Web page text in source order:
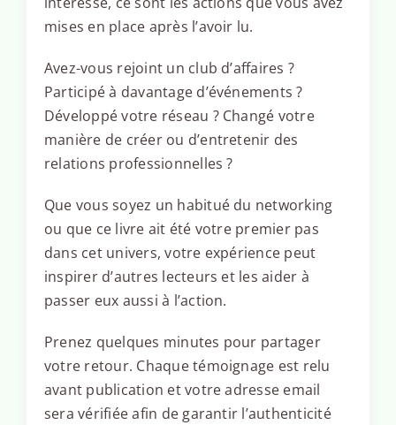
mises en place après l’avoir lu.
Avez-vous rejoint un club d’affaires ?
Participé à davantage d’événements ?
Développé votre réseau ? Changé votre
manière de créer ou d’entretenir des
relations professionnelles ?
Que vous soyez un habitué du networking
ou que ce livre ait été votre premier pas
dans cet univers, votre expérience peut
inspirer d’autres lecteurs et les aider à
passer eux aussi à l’action.
Prenez quelques minutes pour partager
votre retour. Chaque témoignage est relu
avant publication et votre adresse email
sera vérifiée afin de garantir l’authenticité